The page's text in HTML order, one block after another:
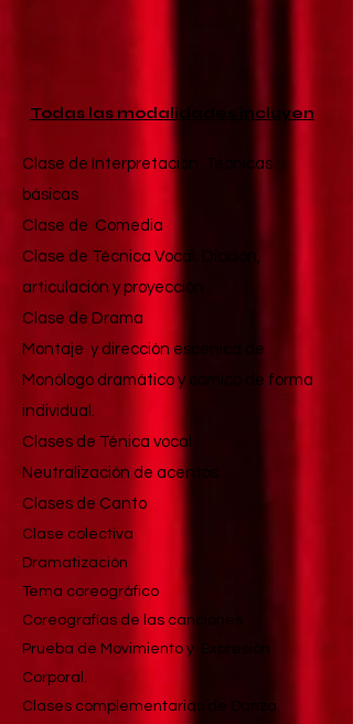
Todas las modalidades incluyen
Clase de Interpretación: Técnicas
básicas
Clase de Comedia
Clase de Técnica Vocal: Dicción,
articulación y proyección
Clase de Drama
Montaje y dirección escénica de
Monólogo dramático y cómico de forma
individual.
Clases de Ténica vocal
Neutralización de acentos
Clases de Canto
Clase colectiva
Dramatización
Tema coreográfico
Coreografías de las canciones
Prueba de Movimiento y Expresión
Corporal.
Clases complementarias de Danza